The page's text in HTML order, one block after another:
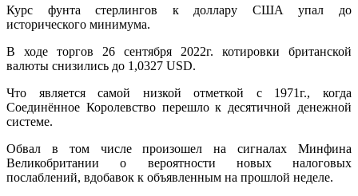
Курс фунта стерлингов к доллару США упал до
исторического минимума.
В ходе торгов 26 сентября 2022г. котировки британской
валюты снизились до 1,0327 USD.
Что является самой низкой отметкой с 1971г., когда
Соединённое Королевство перешло к десятичной денежной
системе.
Обвал в том числе произошел на сигналах Минфина
Великобритании о вероятности новых налоговых
послаблений, вдобавок к объявленным на прошлой неделе.